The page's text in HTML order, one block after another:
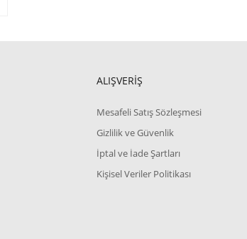
ALIŞVERİŞ
Mesafeli Satış Sözleşmesi
Gizlilik ve Güvenlik
İptal ve İade Şartları
Kişisel Veriler Politikası